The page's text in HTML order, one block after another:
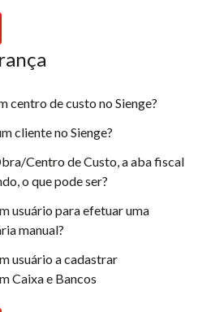
centro de custo no Sienge?
cliente no Sienge?
Centro de Custo, a aba fiscal
o que pode ser?
usuário para efetuar uma
manual?
usuário a cadastrar
Caixa e Bancos